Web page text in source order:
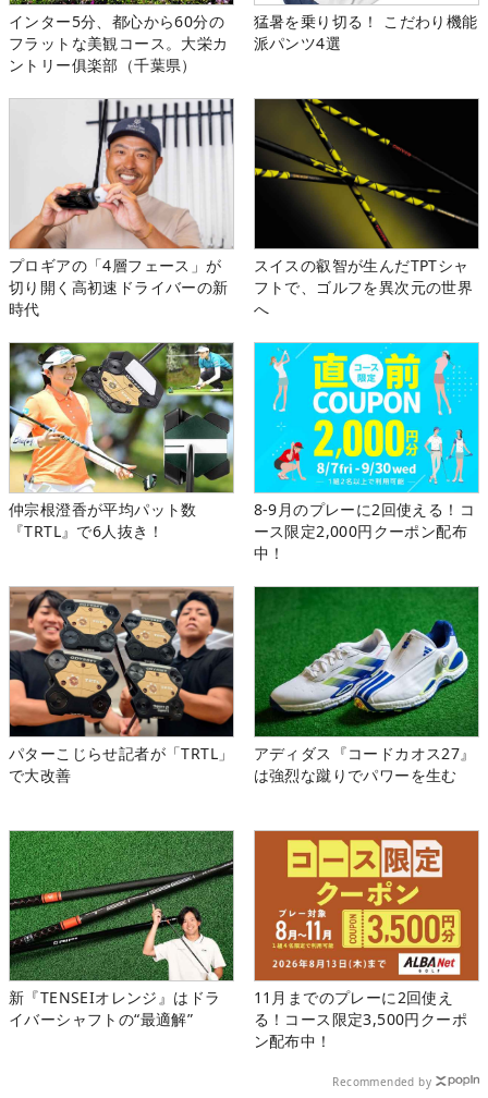
インター5分、都心から60分の
フラットな美観コース。大栄カ
ントリー俱楽部（千葉県）
猛暑を乗り切る！ こだわり機能
派パンツ4選
プロギアの「4層フェース」が
切り開く高初速ドライバーの新
時代
スイスの叡智が生んだTPTシャ
フトで、ゴルフを異次元の世界
へ
仲宗根澄香が平均パット数
『TRTL』で6人抜き！
8-9月のプレーに2回使える！コ
ース限定2,000円クーポン配布
中！
パターこじらせ記者が「TRTL」
で大改善
アディダス『コードカオス27』
は強烈な蹴りでパワーを生む
新『TENSEIオレンジ』はドラ
イバーシャフトの“最適解”
11月までのプレーに2回使え
る！コース限定3,500円クーポ
ン配布中！
Recommended by